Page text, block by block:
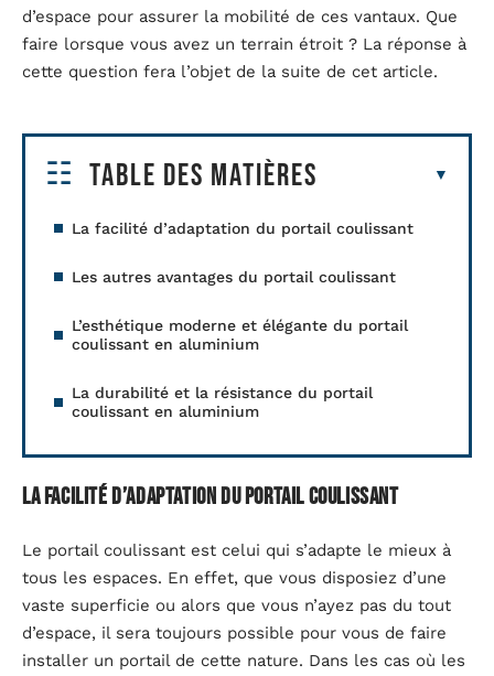
d’espace pour assurer la mobilité de ces vantaux. Que
faire lorsque vous avez un terrain étroit ? La réponse à
cette question fera l’objet de la suite de cet article.
Table des matières
La facilité d’adaptation du portail coulissant
Les autres avantages du portail coulissant
L’esthétique moderne et élégante du portail
coulissant en aluminium
La durabilité et la résistance du portail
coulissant en aluminium
La facilité d’adaptation du portail coulissant
Le portail coulissant est celui qui s’adapte le mieux à
tous les espaces. En effet, que vous disposiez d’une
vaste superficie ou alors que vous n’ayez pas du tout
d’espace, il sera toujours possible pour vous de faire
installer un portail de cette nature. Dans les cas où les